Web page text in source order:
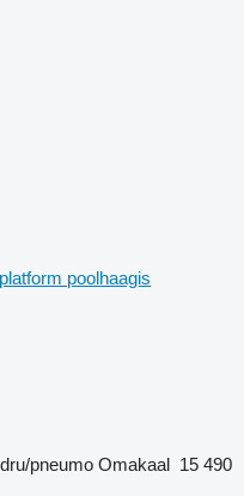
poolhaagis
pneumo Omakaal 15 490